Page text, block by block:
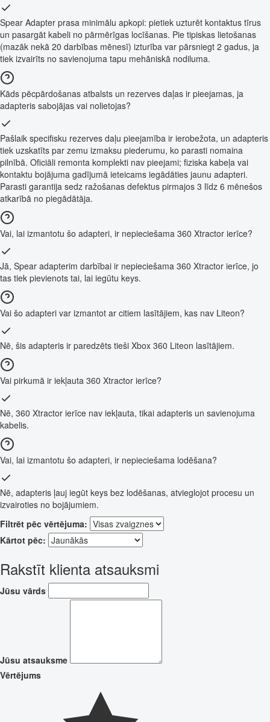
Spear Adapter prasa minimālu apkopi: pietiek uzturēt kontaktus tīrus
un pasargāt kabeli no pārmērīgas locīšanas. Pie tipiskas lietošanas
(mazāk nekā 20 darbības mēnesī) izturība var pārsniegt 2 gadus, ja
tiek izvairīts no savienojuma tapu mehāniskā nodiluma.
Kāds pēcpārdošanas atbalsts un rezerves daļas ir pieejamas, ja
adapteris sabojājas vai nolietojas?
Pašlaik specifisku rezerves daļu pieejamība ir ierobežota, un adapteris
tiek uzskatīts par zemu izmaksu piederumu, ko parasti nomaina
pilnībā. Oficiāli remonta komplekti nav pieejami; fiziska kabeļa vai
kontaktu bojājuma gadījumā ieteicams iegādāties jaunu adapteri.
Parasti garantija sedz ražošanas defektus pirmajos 3 līdz 6 mēnešos
atkarībā no piegādātāja.
Vai, lai izmantotu šo adapteri, ir nepieciešama 360 Xtractor ierīce?
Jā, Spear adapterim darbībai ir nepieciešama 360 Xtractor ierīce, jo
tas tiek pievienots tai, lai iegūtu keys.
Vai šo adapteri var izmantot ar citiem lasītājiem, kas nav Liteon?
Nē, šis adapteris ir paredzēts tieši Xbox 360 Liteon lasītājiem.
Vai pirkumā ir iekļauta 360 Xtractor ierīce?
Nē, 360 Xtractor ierīce nav iekļauta, tikai adapteris un savienojuma
kabelis.
Vai, lai izmantotu šo adapteri, ir nepieciešama lodēšana?
Nē, adapteris ļauj iegūt keys bez lodēšanas, atvieglojot procesu un
izvairoties no bojājumiem.
Filtrēt pēc vērtējuma:
Kārtot pēc:
Rakstīt klienta atsauksmi
Jūsu vārds
Jūsu atsauksme
Vērtējums